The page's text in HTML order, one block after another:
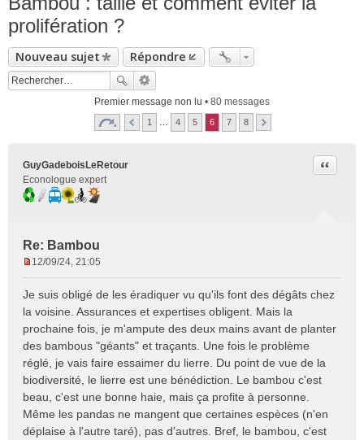
prolifération ?
Nouveau sujet Répondre
Premier message non lu • 80 messages
1 4 5 6 7 8
GuyGadeboisLeRetour
Econologue expert
Re: Bambou
Citer
s
s
a
g
e
n
l
u
12/09/24, 21:05
Je suis obligé de les éradiquer vu qu'ils font des dégâts chez
la voisine. Assurances et expertises obligent. Mais la
prochaine fois, je m'ampute des deux mains avant de planter
des bambous "géants" et traçants. Une fois le problème
réglé, je vais faire essaimer du lierre. Du point de vue de la
biodiversité, le lierre est une bénédiction. Le bambou c'est
beau, c'est une bonne haie, mais ça profite à personne.
Même les pandas ne mangent que certaines espèces (n'en
déplaise à l'autre taré), pas d'autres. Bref, le bambou, c'est